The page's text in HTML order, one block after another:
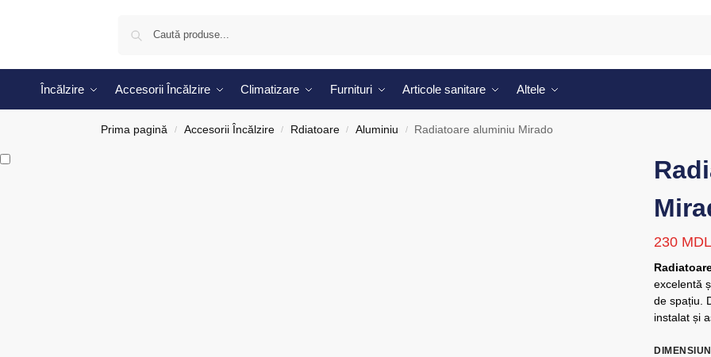
Încălzire Accesorii Încălzire Climatizare Furnituri Articole sanitare Altele
Prima pagină / Accesorii Încălzire / Rdiatoare / Aluminiu / Radiatoare aluminiu Mirado
230
excelentă
de spațiu.
instalat și